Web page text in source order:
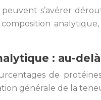
s’avérer
: au-
de
générale de la